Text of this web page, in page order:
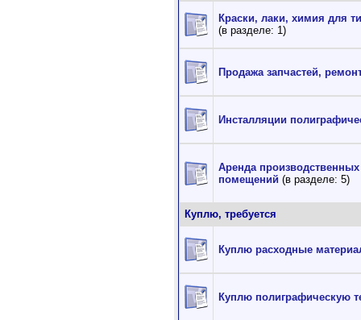
Краски, лаки, химия для
(в разделе: 1)
Продажа запчастей,
Инсталляции
Аренда
помещений (в разделе: 5)
Куплю, требуется
Куплю расходные
Куплю полиграфическую